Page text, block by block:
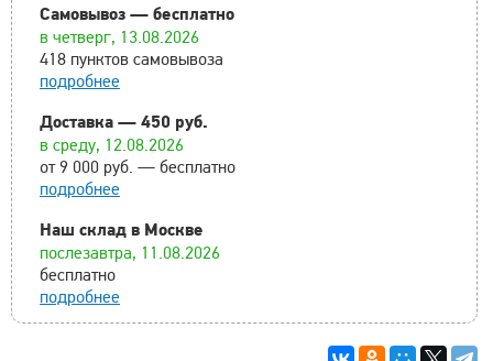
Самовывоз — бесплатно
в четверг, 13.08.2026
418 пунктов самовывоза
подробнее
Доставка — 450 руб.
в среду, 12.08.2026
от 9 000 руб. — бесплатно
подробнее
Наш склад в Москве
послезавтра, 11.08.2026
бесплатно
подробнее